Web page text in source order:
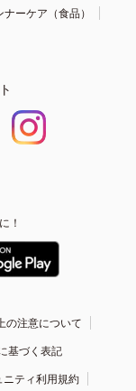
ナーケア（食品）
！
の注意について
基づく表記
ティ利用規約